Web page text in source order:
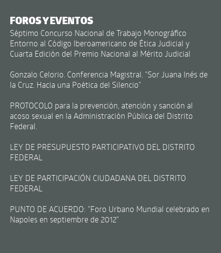
FOROS Y EVENTOS
Séptimo Concurso Nacional de Trabajo Monográfico
Entorno al Código Iberoamericano de Ética Judicial y
Cuarta Edición del Premio Nacional al Mérito Judicial
Gonzalo Celorio. Conferencia Magistral. "Sor Juana Inés de
la Cruz. Hacia una Poética del Silencio"
PROTOCOLO para la prevención, atención y sanción al
acoso sexual en la Administración Pública del Distrito
Federal.
LEY DE PRESUPUESTO PARTICIPATIVO DEL DISTRITO
FEDERAL
LEY DE PARTICIPACIÓN CIUDADANA DEL DISTRITO
FEDERAL
PUNTO DE ACUERDO: "Foro Urbano Mundial celebrado en
Napoles en septiembre de 2012"